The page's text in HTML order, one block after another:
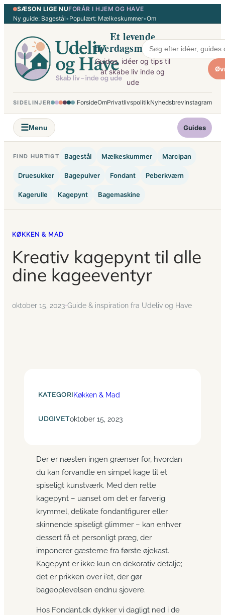
SpringSÆSON LIGE NUFORÅR I HJEM OG HAVE
Ny guide: Bagestål• Populært: Mælkeskummer•Om
Et levende
hverdagsmagasin
Guides, idéer og tips til
at skabe liv inde og
ude
SIDELINJER ForsideOmPrivatlivspolitikNyhedsbrevInstagram
☰Menu Guides
FIND HURTIGT Bagestål Mælkeskummer Marcipan
Druesukker Bagepulver Fondant Peberkværn
Kagerulle Kagepynt Bagemaskine
KØKKEN & MAD
Kreativ kagepynt til alle
dine kageeventyr
oktober 15, 2023•Guide & inspiration fra Udeliv og Have
KATEGORI Køkken & Mad
UDGIVEToktober 15, 2023
Der er næsten ingen grænser for, hvordan
du kan forvandle en simpel kage til et
spiseligt kunstværk. Med den rette
kagepynt – uanset om det er farverig
krymmel, delikate fondantfigurer eller
skinnende spiseligt glimmer – kan enhver
dessert få et personligt præg, der
imponerer gæsterne fra første øjekast.
Kagepynt er ikke kun en dekorativ detalje;
det er prikken over i’et, der gør
bageoplevelsen endnu sjovere.
Hos Fondant.dk dykker vi dagligt ned i de